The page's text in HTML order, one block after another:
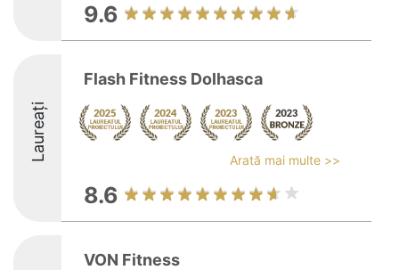
9.6
Laureați
Flash Fitness Dolhasca
Arată mai multe >>
8.6
VON Fitness